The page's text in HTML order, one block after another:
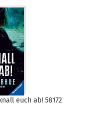
euch ab! 58172